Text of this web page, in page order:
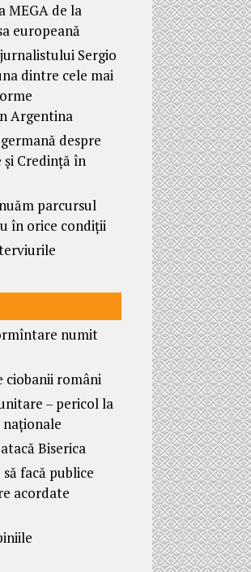
MEGA de la
europeană
Sergio
dintre cele mai
Argentina
despre
și Credință în
parcursul
în orice condiții
numit
ciobanii români
– pericol la
naționale
Biserica
facă publice
acordate